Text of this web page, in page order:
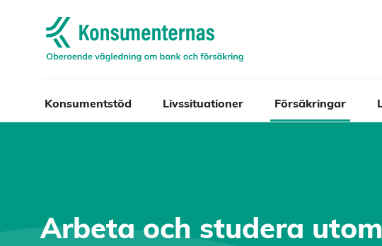
Navigera till startsidan
Konsumentstöd Livssituationer Försäkringar
Arbeta och studera